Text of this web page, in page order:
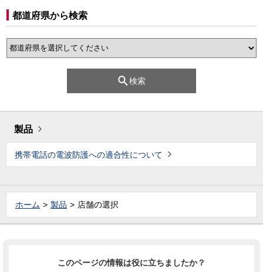
都道府県から検索
検索
製品
携帯電話の電波防護への適合性について
ホーム 製品 店舗の選択
このページの情報は役に立ちましたか？